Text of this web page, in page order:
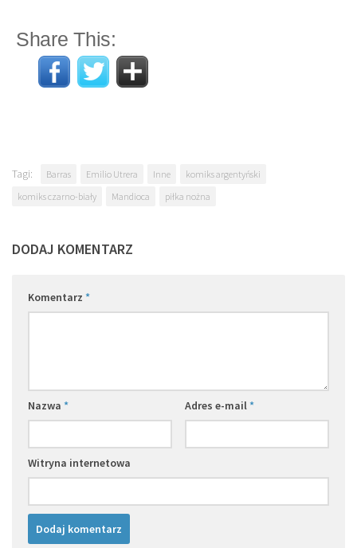
Share This:
Tagi: Barras Emilio Utrera Inne
komiks argentyński
komiks czarno-biały
Mandioca piłka nożna
DODAJ KOMENTARZ
Komentarz *
Nazwa * Adres e-mail*
Witryna internetowa